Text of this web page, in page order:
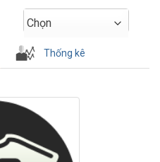
Chọn
Thống kê